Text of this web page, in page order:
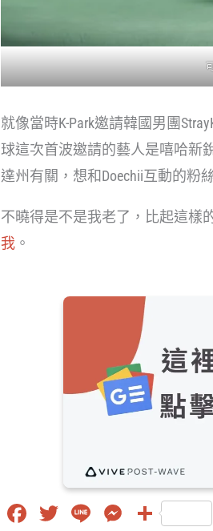
就像當時K-Park邀請韓國男團
球這次首波邀請的藝人是嘻哈新
達州有關，想和Doechii互動的粉
不曉得是不是我老了，比起這樣
我 。
Fa
T
Li
M 分